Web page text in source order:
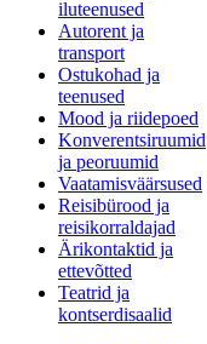
iluteenused
Autorent ja
transport
Ostukohad ja
teenused
Mood ja riidepoed
Konverentsiruumid
ja peoruumid
Vaatamisväärsused
Reisibürood ja
reisikorraldajad
Ärikontaktid ja
ettevõtted
Teatrid ja
kontserdisaalid